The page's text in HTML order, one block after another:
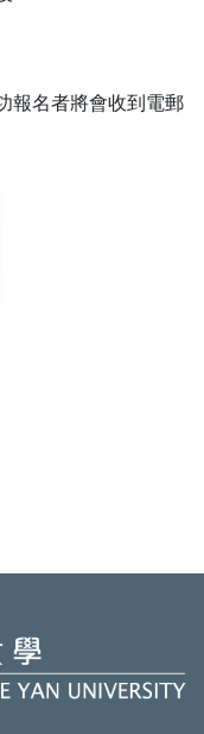
報名者將會收到電郵